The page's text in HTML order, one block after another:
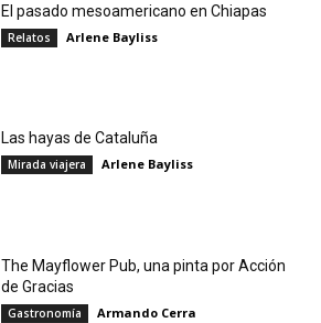
El pasado mesoamericano en Chiapas
Relatos Arlene Bayliss
Las hayas de Cataluña
Mirada viajera Arlene Bayliss
The Mayflower Pub, una pinta por Acción
de Gracias
Gastronomía Armando Cerra